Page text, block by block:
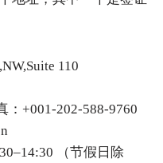
110
：+001-202-588-9760
（节假日除